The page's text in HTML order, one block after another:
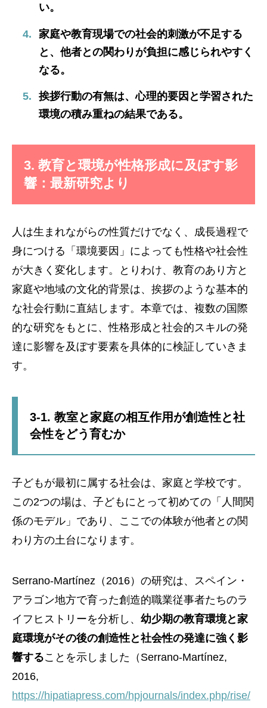
い。
家庭や教育現場での社会的刺激が不足する
と、他者との関わりが負担に感じられやすく
なる。
挨拶行動の有無は、心理的要因と学習された
環境の積み重ねの結果である。
3. 教育と環境が性格形成に及ぼす影
響：最新研究より
人は生まれながらの性質だけでなく、成長過程で
身につける「環境要因」によっても性格や社会性
が大きく変化します。とりわけ、教育のあり方と
家庭や地域の文化的背景は、挨拶のような基本的
な社会行動に直結します。本章では、複数の国際
的な研究をもとに、性格形成と社会的スキルの発
達に影響を及ぼす要素を具体的に検証していきま
す。
3-1. 教室と家庭の相互作用が創造性と社
会性をどう育むか
子どもが最初に属する社会は、家庭と学校です。
この2つの場は、子どもにとって初めての「人間関
係のモデル」であり、ここでの体験が他者との関
わり方の土台になります。
Serrano-Martínez（2016）の研究は、スペイン・
アラゴン地方で育った創造的職業従事者たちのラ
イフヒストリーを分析し、 幼少期の教育環境と家
庭環境がその後の創造性と社会性の発達に強く影
響することを示しました（Serrano-Martínez,
2016,
https://hipatiapress.com/hpjournals/index.php/rise/